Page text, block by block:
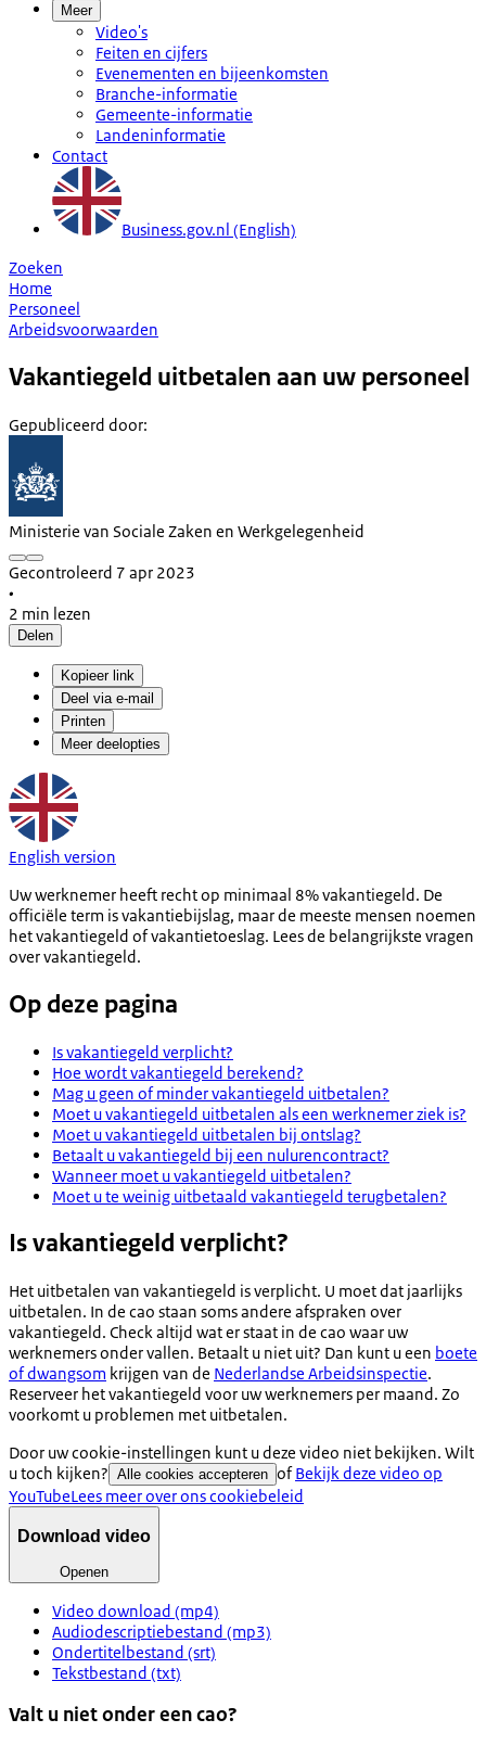
Meer
Video's
Feiten en cijfers
Evenementen en bijeenkomsten
Branche-informatie
Gemeente-informatie
Landeninformatie
Contact
Business.gov.nl (English)
Zoeken
Home
Personeel
Arbeidsvoorwaarden
Vakantiegeld uitbetalen aan uw personeel
Gepubliceerd door:
Ministerie van Sociale Zaken en Werkgelegenheid
Gecontroleerd 7 apr 2023
•
2 min lezen
Delen
Kopieer link
Deel via e-mail
Printen
Meer deelopties
English version
Uw werknemer heeft recht op minimaal 8% vakantiegeld. De
officiële term is vakantiebijslag, maar de meeste mensen noemen
het vakantiegeld of vakantietoeslag. Lees de belangrijkste vragen
over vakantiegeld.
Op deze pagina
Is vakantiegeld verplicht?
Hoe wordt vakantiegeld berekend?
Mag u geen of minder vakantiegeld uitbetalen?
Moet u vakantiegeld uitbetalen als een werknemer ziek is?
Moet u vakantiegeld uitbetalen bij ontslag?
Betaalt u vakantiegeld bij een nulurencontract?
Wanneer moet u vakantiegeld uitbetalen?
Moet u te weinig uitbetaald vakantiegeld terugbetalen?
Is vakantiegeld verplicht?
Het uitbetalen van vakantiegeld is verplicht. U moet dat jaarlijks
uitbetalen. In de cao staan soms andere afspraken over
vakantiegeld. Check altijd wat er staat in de cao waar uw
werknemers onder vallen. Betaalt u niet uit? Dan kunt u een boete
of dwangsom krijgen van de Nederlandse Arbeidsinspectie.
Reserveer het vakantiegeld voor uw werknemers per maand. Zo
voorkomt u problemen met uitbetalen.
Door uw cookie-instellingen kunt u deze video niet bekijken. Wilt
u toch kijken? Alle cookies accepteren of Bekijk deze video op
YouTubeLees meer over ons cookiebeleid
Download video
Openen
Video download (mp4)
Audiodescriptiebestand (mp3)
Ondertitelbestand (srt)
Tekstbestand (txt)
Valt u niet onder een cao?